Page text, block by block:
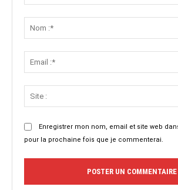
Enregistrer mon nom, email et site web
pour la prochaine fois que je commenterai.